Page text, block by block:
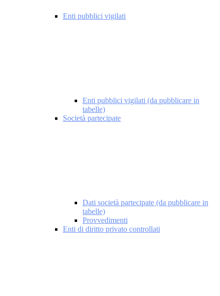
Enti pubblici vigilati
Enti pubblici vigilati (da pubblicare in
tabelle)
Società partecipate
Dati società partecipate (da pubblicare in
tabelle)
Provvedimenti
Enti di diritto privato controllati